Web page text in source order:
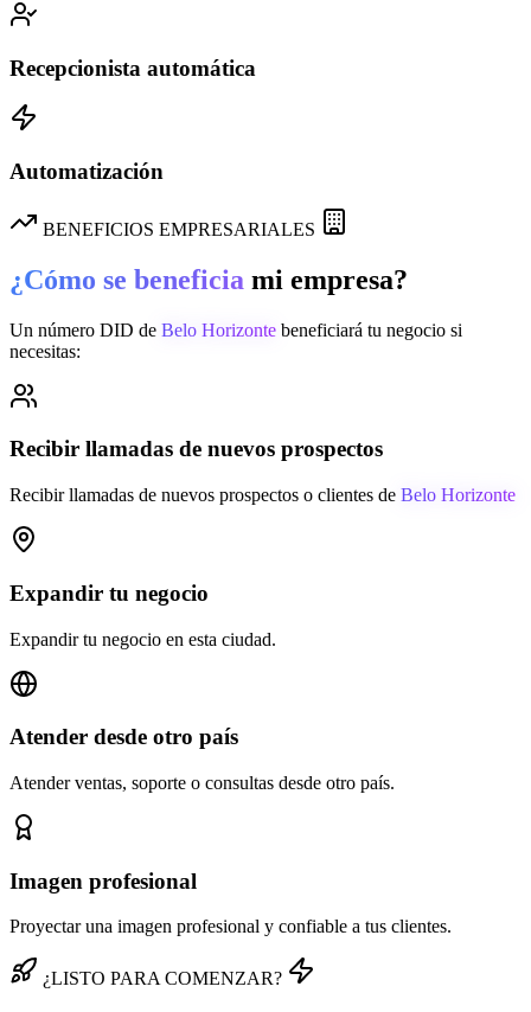
Recepcionista automática
Automatización
BENEFICIOS EMPRESARIALES
¿Cómo se beneficia mi empresa?
Un número DID de Belo Horizonte beneficiará tu negocio si
necesitas:
Recibir llamadas de nuevos prospectos
Recibir llamadas de nuevos prospectos o clientes de Belo Horizonte
Expandir tu negocio
Expandir tu negocio en esta ciudad.
Atender desde otro país
Atender ventas, soporte o consultas desde otro país.
Imagen profesional
Proyectar una imagen profesional y confiable a tus clientes.
¿LISTO PARA COMENZAR?